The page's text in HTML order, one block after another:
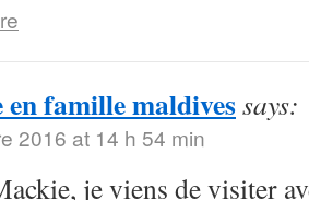
en famille maldivessays:
2016 at 14 h 54 min
je viens de visiter